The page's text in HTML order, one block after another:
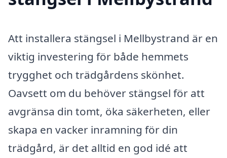
Att installera stängsel i Mellbystrand är en
viktig investering för både hemmets
trygghet och trädgårdens skönhet.
Oavsett om du behöver stängsel för att
avgränsa din tomt, öka säkerheten, eller
skapa en vacker inramning för din
trädgård, är det alltid en god idé att